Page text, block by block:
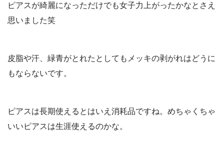
ピアスが綺麗になっただけでも女子力上がったかなとさえ
思いました笑
皮脂や汗、緑青がとれたとしてもメッキの剥がれはどうに
もならないです。
ピアスは長期使えるとはいえ消耗品ですね。めちゃくちゃ
いいピアスは生涯使えるのかな。